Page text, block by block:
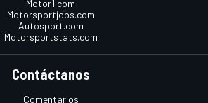
Motor1.com
Motorsportjobs.com
Autosport.com
Motorsportstats.com
Contáctanos
Comentarios